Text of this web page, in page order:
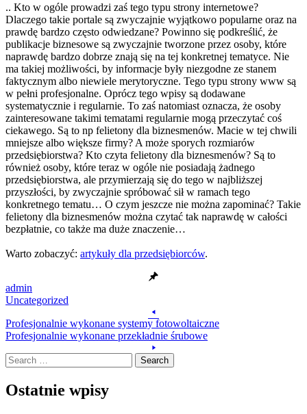
.. Kto w ogóle prowadzi zaś tego typu strony internetowe?
Dlaczego takie portale są zwyczajnie wyjątkowo popularne oraz na
prawdę bardzo często odwiedzane? Powinno się podkreślić, że
publikacje biznesowe są zwyczajnie tworzone przez osoby, które
naprawdę bardzo dobrze znają się na tej konkretnej tematyce. Nie
ma takiej możliwości, by informacje były niezgodne ze stanem
faktycznym albo niewiele merytoryczne. Tego typu strony www są
w pełni profesjonalne. Oprócz tego wpisy są dodawane
systematycznie i regularnie. To zaś natomiast oznacza, że osoby
zainteresowane takimi tematami regularnie mogą przeczytać coś
ciekawego. Są to np felietony dla biznesmenów. Macie w tej chwili
mniejsze albo większe firmy? A może sporych rozmiarów
przedsiębiorstwa? Kto czyta felietony dla biznesmenów? Są to
również osoby, które teraz w ogóle nie posiadają żadnego
przedsiębiorstwa, ale przymierzają się do tego w najbliższej
przyszłości, by zwyczajnie spróbować sił w ramach tego
konkretnego tematu… O czym jeszcze nie można zapominać? Takie
felietony dla biznesmenów można czytać tak naprawdę w całości
bezpłatnie, co także ma duże znaczenie…
Warto zobaczyć: artykuły dla przedsiębiorców.
admin
Uncategorized
navigation
Profesjonalnie wykonane systemy fotowoltaiczne
Profesjonalnie wykonane przekładnie śrubowe
Search
Ostatnie wpisy